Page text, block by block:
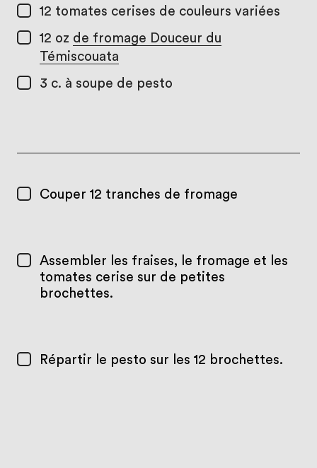
12 tomates cerises de couleurs variées
12 oz de fromage Douceur du
Témiscouata
3 c. à soupe de pesto
Couper 12 tranches de fromage
Assembler les fraises, le fromage et les
tomates cerise sur de petites
brochettes.
Répartir le pesto sur les 12 brochettes.